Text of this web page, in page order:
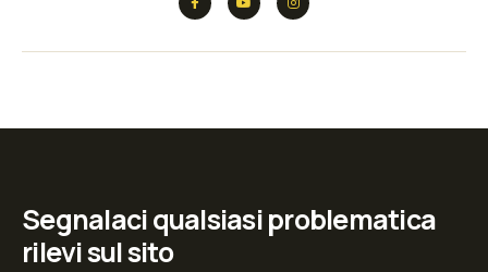
Segnalaci qualsiasi problematica
rilevi sul sito